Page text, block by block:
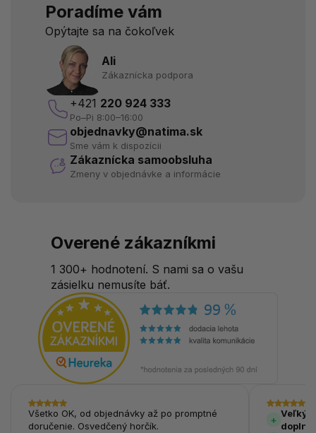
Poradíme vám
Opýtajte sa na čokoľvek
Ali
Zákaznícka podpora
+421 220 924 333
Po–Pi 8:00–16:00
objednavky@natima.sk
Sme vám k dispozícii
Zákaznícka samoobsluha
Zmeny v objednávke a informácie
Overené zákazníkmi
1 300+ hodnotení. S nami sa o vašu
zásielku nemusíte báť.
Všetko OK, od objednávky až po promptné
doručenie. Osvedčený horčík.
Veľký